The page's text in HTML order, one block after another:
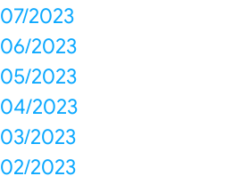
07/2023
06/2023
05/2023
04/2023
03/2023
02/2023